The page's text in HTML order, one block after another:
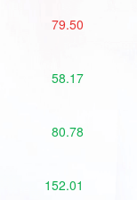
79.50
58.17
80.78
152.01